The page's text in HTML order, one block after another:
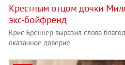
Крестным отцом дочки
экс-бойфренд
Крис Бреннер выразил слова
оказанное доверие